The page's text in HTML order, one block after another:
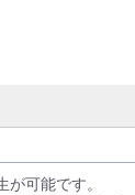
可能です。